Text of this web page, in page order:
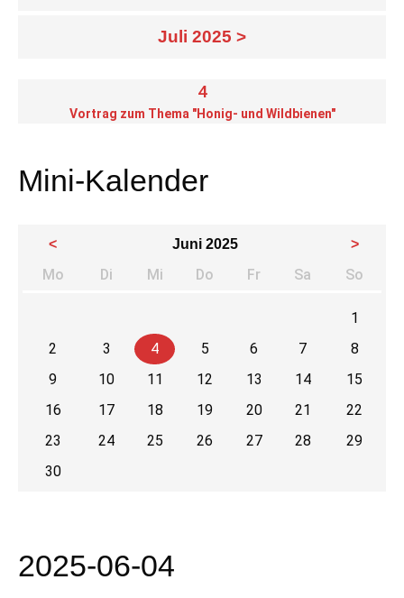
Juli 2025 >
4
Vortrag zum Thema "Honig- und Wildbienen"
Mini-Kalender
< Juni 2025 >
Mo Di enstag
Mi ttwoch
Do nnerstag
Fr eitagSa mstag
So
1
2
3 4 5 6 7
8
9
10 11 12 13 14
15
16
17 18 19 20 21
22
23
24 25 26 27 28
29
30
2025-06-04